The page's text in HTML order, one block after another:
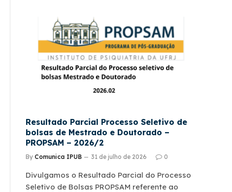
Resultado Parcial Processo Seletivo de
bolsas de Mestrado e Doutorado –
PROPSAM – 2026/2
By Comunica IPUB 31 de julho de 2026 0
Divulgamos o Resultado Parcial do Processo
Seletivo de Bolsas PROPSAM referente ao